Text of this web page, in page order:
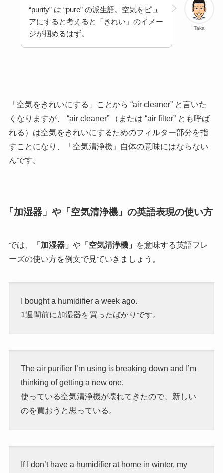
Taka
“purify” は “pure” の派生語。空気をピュ
アにすると考えると「きれい」のイメー
ジが掴めるはず。
「空気をきれいにする」ことから “air cleaner” と言いた
くなりますが、 “air cleaner” （または “air filter” とも呼ば
れる）は空気をきれいにするためのフィルター部分を指
すことになり、「空気清浄機」自体の意味にはならない
んです。
「加湿器」や「空気清浄機」の英語表現の使い方
では、 「加湿器」 や「空気清浄機」
を意味する英語フレ
ーズの使い方を例文で見ていきましょう。
I bought a humidifier a week ago.
1週間前に加湿器を買ったばかりです。
The air purifier I’m using is breaking down and I’m
thinking of getting a new one.
使っている空気清浄機が壊れてきたので、新しい
のを買おうと思っている。
If I don’t have a humidifier at home in winter, my